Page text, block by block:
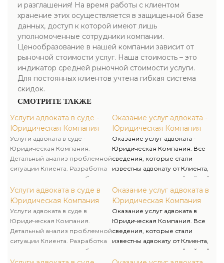
и разглашения! На время работы с клиентом
хранение этих осуществляется в защищенной базе
данных, доступ к которой имеют лишь
уполномоченные сотрудники компании.
Ценообразование в нашей компании зависит от
рыночной стоимости услуг. Наша стоимость – это
индикатор средней рыночной стоимости услуги.
Для постоянных клиентов учтена гибкая система
скидок.
СМОТРИТЕ ТАКЖЕ
Услуги адвоката в суде -
Юридическая Компания
Услуги адвоката в суде -
Юридическая Компания.
Детальный анализ проблемной
ситуации Клиента. Разработка
документов для досудебного
урегулирования споров
(претензии, требования об
уплате задолженности и т.д.).
Услуги адвоката в суде в
Юридическая Компания
Услуги адвоката в суде в
Юридическая Компания.
Детальный анализ проблемной
ситуации Клиента. Разработка
документов для досудебного
урегулирования споров
Оказание услуг адвоката -
Юридическая Компания
Оказание услуг адвоката -
Юридическая Компания. Все
сведения, которые стали
известны адвокату от Клиента,
считаются адвокатской тайной
и охраняются Законом. Никто
не имеет права допрашивать
адвоката или требовать
разглашения адвокатской
тайны. Юрист несет личную
ответственность за
неправомерное разглашение
этих данных.
Оказание услуг адвоката в
Юридическая Компания
Оказание услуг адвоката в
Юридическая Компания. Все
сведения, которые стали
известны адвокату от Клиента,
считаются адвокатской тайной
и охраняются Законом. Никто